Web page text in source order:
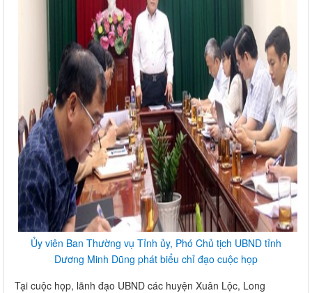
Ủy viên Ban Thường vụ Tỉnh ủy, Phó Chủ tịch UBND tỉnh
Dương Minh Dũng phát biểu chỉ đạo cuộc họp
Tại cuộc họp, lãnh đạo UBND các huyện Xuân Lộc, Long